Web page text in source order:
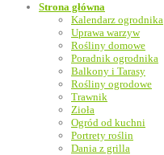
Strona główna
Kalendarz ogrodnika
Uprawa warzyw
Rośliny domowe
Poradnik ogrodnika
Balkony i Tarasy
Rośliny ogrodowe
Trawnik
Zioła
Ogród od kuchni
Portrety roślin
Dania z grilla